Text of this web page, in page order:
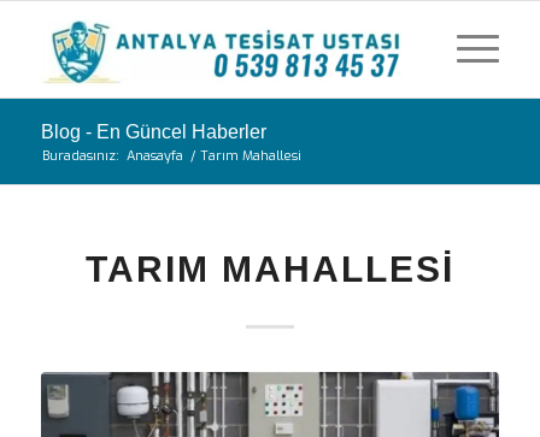
Blog - En Güncel Haberler
Buradasınız: Anasayfa / Tarım Mahallesi
TARIM MAHALLESI